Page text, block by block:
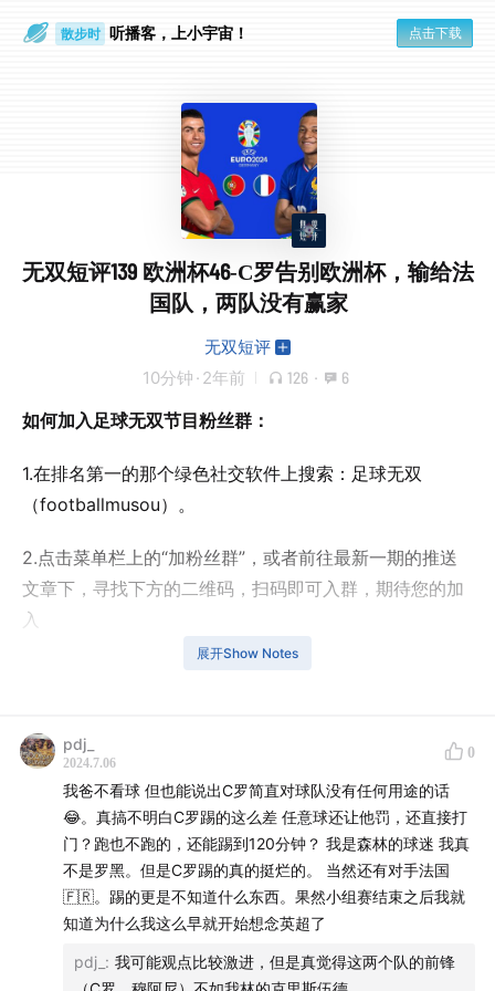
散步时 听播客，上小宇宙！ 点击下载
无双短评139 欧洲杯46-C罗告别欧洲杯，输给法
国队，两队没有赢家
无双短评
10分钟 · 2年前 126 · 6
如何加入足球无双节目粉丝群：
1.在排名第一的那个绿色社交软件上搜索：足球无双
（footballmusou）。
2.点击菜单栏上的“加粉丝群”，或者前往最新一期的推送
文章下，寻找下方的二维码，扫码即可入群，期待您的加
入
上半场，在两队重兵布防下，姆巴佩和C罗都没有获得太
好的破门机会。下半场，穆阿尼错失破门良机，迈尼昂两
连扑力保城门不失。双方在常规90分钟内战成0-0平。
比分依旧是0-0，比赛将通过点球大战决出胜负。点球大
展开Show Notes
pdj_
2024.7.06
0
我爸不看球 但也能说出C罗简直对球队没有任何用途的话
😂。真搞不明白C罗踢的这么差 任意球还让他罚，还直接打
门？跑也不跑的，还能踢到120分钟？ 我是森林的球迷 我真
不是罗黑。但是C罗踢的真的挺烂的。 当然还有对手法国
🇫🇷。踢的更是不知道什么东西。果然小组赛结束之后我就
知道为什么我这么早就开始想念英超了
pdj_ : 我可能观点比较激进，但是真觉得这两个队的前锋